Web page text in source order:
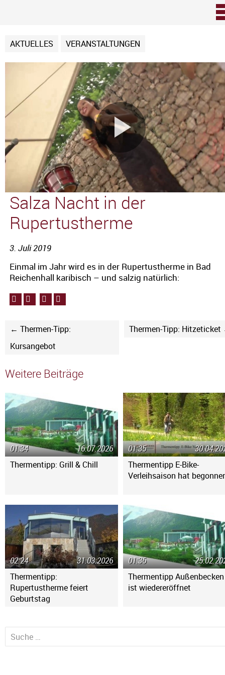
AKTUELLES VERANSTALTUNGEN
Video
Salza Nacht in der
Rupertustherme
3. Juli 2019
Einmal im Jahr wird es in der Rupertustherme in Bad
Reichenhall karibisch – und salzig natürlich:
← Thermen-Tipp:
Kursangebot
Thermen-Tipp:
Weitere Beiträge
Thermentipp: Grill & Chill
16.07.2026
01:34
Thermentipp E-Bike-
Verleihsaison hat
01:35
Thermentipp:
Rupertustherme feiert
Geburtstag
31.03.2026
02:24
Thermentipp Außenbecken
ist wiedereröffnet
01:36
Suche nach: